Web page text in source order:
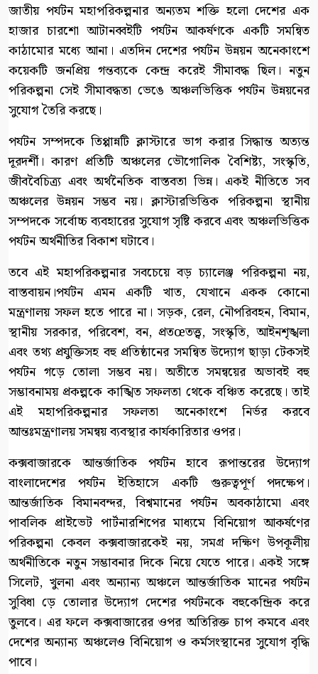
জাতীয় পর্যটন মহাপরিকল্পনার অন্যতম শক্তি হলো দেশের এক
হাজার চারশো আটানব্বইটি পর্যটন আকর্ষণকে একটি সমন্বিত
কাঠামোর মধ্যে আনা। এতদিন দেশের পর্যটন উন্নয়ন অনেকাংশে
কয়েকটি জনপ্রিয় গন্তব্যকে কেন্দ্র করেই সীমাবদ্ধ ছিল। নতুন
পরিকল্পনা সেই সীমাবদ্ধতা ভেঙে অঞ্চলভিত্তিক পর্যটন উন্নয়নের
সুযোগ তৈরি করছে।
পর্যটন সম্পদকে তিপ্পান্নটি ক্লাস্টারে ভাগ করার সিদ্ধান্ত অত্যন্ত
দূরদর্শী। কারণ প্রতিটি অঞ্চলের ভৌগোলিক বৈশিষ্ট্য, সংস্কৃতি,
জীববৈচিত্র্য এবং অর্থনৈতিক বাস্তবতা ভিন্ন। একই নীতিতে সব
অঞ্চলের উন্নয়ন সম্ভব নয়। ক্লাস্টারভিত্তিক পরিকল্পনা স্থানীয়
সম্পদকে সর্বোচ্চ ব্যবহারের সুযোগ সৃষ্টি করবে এবং অঞ্চলভিত্তিক
পর্যটন অর্থনীতির বিকাশ ঘটাবে।
তবে এই মহাপরিকল্পনার সবচেয়ে বড় চ্যালেঞ্জ পরিকল্পনা নয়,
বাস্তবায়ন।পর্যটন এমন একটি খাত, যেখানে একক কোনো
মন্ত্রণালয় সফল হতে পারে না। সড়ক, রেল, নৌপরিবহন, বিমান,
স্থানীয় সরকার, পরিবেশ, বন, প্রতœতত্ত্ব, সংস্কৃতি, আইনশৃঙ্খলা
এবং তথ্য প্রযুক্তিসহ বহু প্রতিষ্ঠানের সমন্বিত উদ্যোগ ছাড়া টেকসই
পর্যটন গড়ে তোলা সম্ভব নয়। অতীতে সমন্বয়ের অভাবই বহু
সম্ভাবনাময় প্রকল্পকে কাঙ্খিত সফলতা থেকে বঞ্চিত করেছে। তাই
এই মহাপরিকল্পনার সফলতা অনেকাংশে নির্ভর করবে
আন্তঃমন্ত্রণালয় সমন্বয় ব্যবস্থার কার্যকারিতার ওপর।
কক্সবাজারকে আন্তর্জাতিক পর্যটন হাবে রূপান্তরের উদ্যোগ
বাংলাদেশের পর্যটন ইতিহাসে একটি গুরুত্বপূর্ণ পদক্ষেপ।
আন্তর্জাতিক বিমানবন্দর, বিশ্বমানের পর্যটন অবকাঠামো এবং
পাবলিক প্রাইভেট পার্টনারশিপের মাধ্যমে বিনিয়োগ আকর্ষণের
পরিকল্পনা কেবল কক্সবাজারকেই নয়, সমগ্র দক্ষিণ উপকূলীয়
অর্থনীতিকে নতুন সম্ভাবনার দিকে নিয়ে যেতে পারে। একই সঙ্গে
সিলেট, খুলনা এবং অন্যান্য অঞ্চলে আন্তর্জাতিক মানের পর্যটন
সুবিধা ড়ে তোলার উদ্যোগ দেশের পর্যটনকে বহুকেন্দ্রিক করে
তুলবে। এর ফলে কক্সবাজারের ওপর অতিরিক্ত চাপ কমবে এবং
দেশের অন্যান্য অঞ্চলেও বিনিয়োগ ও কর্মসংস্থানের সুযোগ বৃদ্ধি
পাবে।